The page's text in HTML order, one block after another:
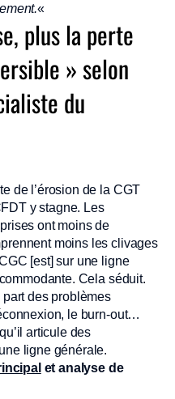
«
plus la perte
» selon
du
de l’érosion de la CGT
y stagne. Les
ont moins de
moins les clivages
[est] sur une ligne
Cela séduit.
part des problèmes
le burn-out…
articule des
ligne générale.
et analyse de